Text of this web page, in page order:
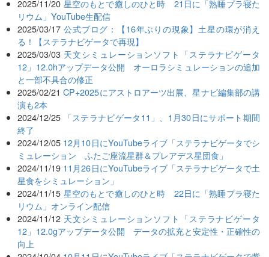
2025/11/20 星空のもとで癒しのひと時 21日に「熟睡プラ寝た
リウム」YouTube生配信
2025/03/17 公式ブログ：【16年ぶりの現象】土星の環が消え
る！【ステラナビゲータで再現】
2025/03/03 天文シミュレーションソフト「ステラナビゲータ
12」12.0hアップデータ公開 オーロラシミュレーションの追加
と一部不具合の修正
2025/02/21 CP+2025にアストロアーツ出展、星ナビ編集部の講
演も2本
2024/12/25
「ステラナビゲータ11」、1月30日にサポート期間
終了
2024/12/05 12月10日にYouTubeライブ「ステラナビゲータでシ
ミュレーション ふたご座流星群＆プレアデス星団食」
2024/11/19 11月26日にYouTubeライブ「ステラナビゲータで土
星食をシミュレーション」
2024/11/15 星空のもとで癒しのひと時 22日に「熟睡プラ寝た
リウム」オンライン配信
2024/11/12 天文シミュレーションソフト「ステラナビゲータ
12」12.0gアップデータ公開 データの拡充と安定性・正確性の
向上